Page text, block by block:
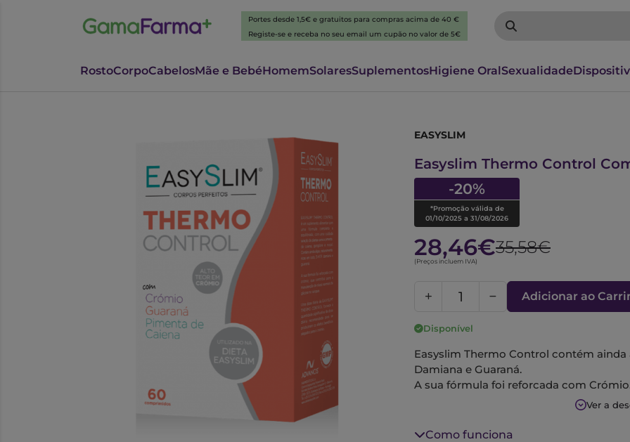
Portes desde 1,5€ e gratuitos para compras acima de 40 €
Registe-se e receba no seu email um cupão no valor de 5€
RostoCorpoCabelosMãe e BebéHomemSolaresSuplementosHigiene OralSexualidade
EASYSLIM
Easyslim Thermo Control
-20%
*Promoção válida de
01/10/2025 a 31/08/2026
28,46€35,58€
(Preços incluem IVA)
Adicionar ao
Disponível
Easyslim Thermo Control contém
Damiana e Guaraná.
A sua fórmula foi reforçada com
normais de glicose no sangue.
Ver a
Como funciona